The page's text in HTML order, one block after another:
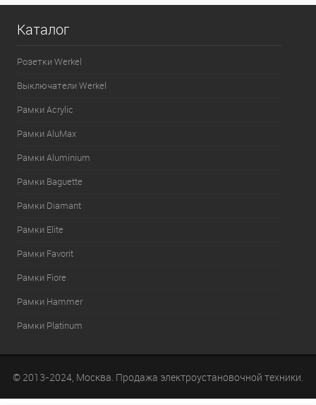
Каталог
Розетки Werkel
Выключатели Werkel
Рамки Acrylic
Рамки AluMax
Рамки Aluminium
Рамки Baguette
Рамки Diamant
Рамки Elite
Рамки Favorit
Рамки Fiore
Рамки Hammer
Рамки Platinum
© 2013-2024, Москва. Продажа электроустановочной техники.